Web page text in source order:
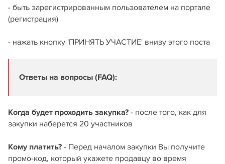
- быть зарегистрированным пользователем на портале
(регистрация)
- нажать кнопку 'ПРИНЯТЬ УЧАСТИЕ' внизу этого поста
Ответы на вопросы (FAQ):
Когда будет проходить закупка? - после того, как для
закупки наберется 20 участников
Кому платить? - Перед началом закупки Вы получите
промо-код, который укажете продавцу во время